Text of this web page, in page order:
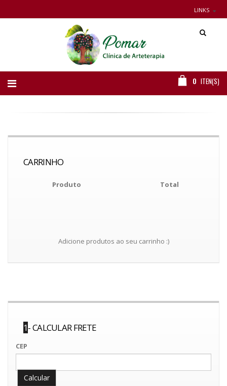
LINKS
0 ITEN(S)
CARRINHO
Produto Total
Adicione produtos ao seu carrinho :)
1- CALCULAR FRETE
CEP